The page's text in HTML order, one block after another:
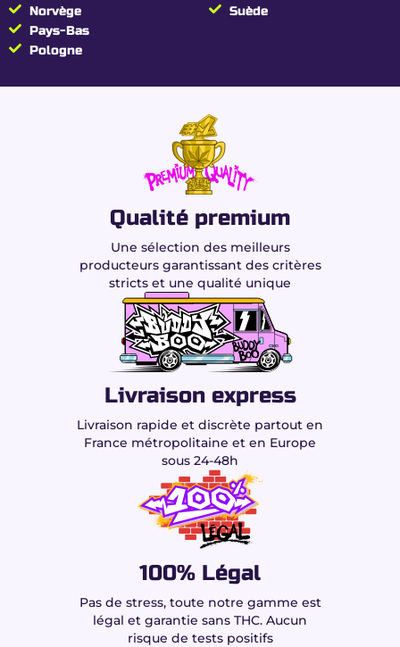
Norvège
Pays-Bas
Pologne
Suède
Qualité premium
Une sélection des meilleurs
producteurs garantissant des critères
stricts et une qualité unique
Livraison express
Livraison rapide et discrète partout en
France métropolitaine et en Europe
sous 24-48h
100% Légal
Pas de stress, toute notre gamme est
légal et garantie sans THC. Aucun
risque de tests positifs